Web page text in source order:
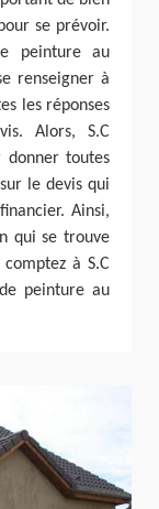
se prévoir.
peinture au
renseigner à
les réponses
Alors, S.C
donner toutes
le devis qui
Ainsi,
qui se trouve
à S.C
peinture au